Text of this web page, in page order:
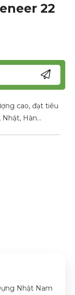
22
cao, đạt tiêu
Hàn...
Nhật Nam